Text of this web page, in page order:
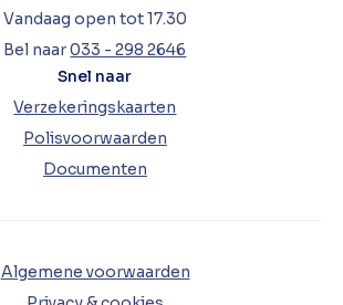
Vandaag open tot 17.30
Bel naar033 - 298 2646
Snel naar
Verzekeringskaarten
Polisvoorwaarden
Documenten
Algemene voorwaarden